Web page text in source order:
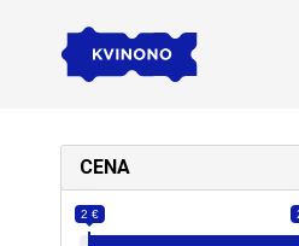
CENA
2 €